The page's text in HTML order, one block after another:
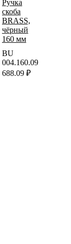
Ручка
скоба
BRASS,
чёрный
160 мм
BU
004.160.09
688.09 ₽